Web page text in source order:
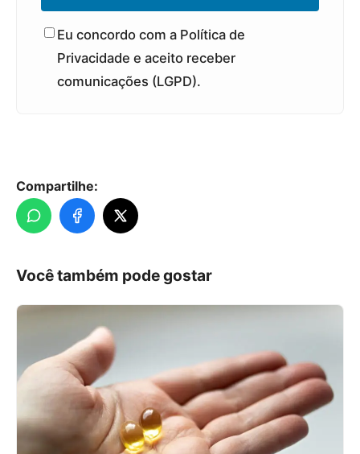
Eu concordo com a Política de
Privacidade e aceito receber
comunicações (LGPD).
Compartilhe:
Você também pode gostar